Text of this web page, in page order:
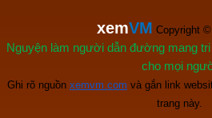
VM Copyright ©
Nguyện làm người dẫn đường mang tri
cho mọi người